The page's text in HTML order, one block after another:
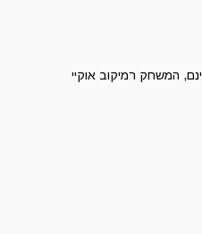
המשחק רמיקוב אוקיי